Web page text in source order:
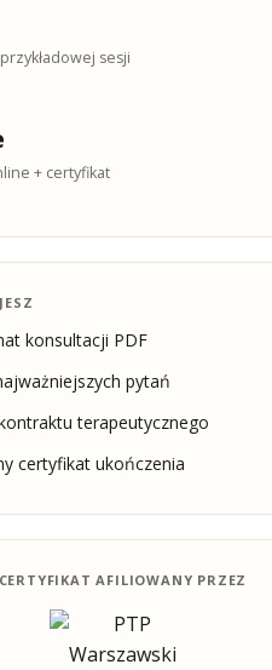
sesji
+ certyfikat
konsultacji PDF
pytań
terapeutycznego
certyfikat ukończenia
AFILIOWANY PRZEZ